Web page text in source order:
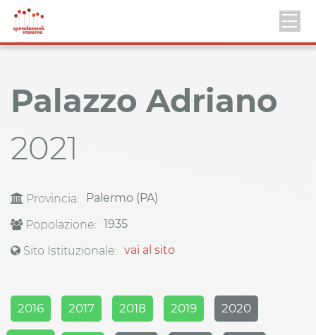
Palazzo Adriano
2021
Provincia:
Palermo (PA)
Popolazione: 1935
Sito Istituzionale: vai al sito
2016 2017 2018 2019 2020